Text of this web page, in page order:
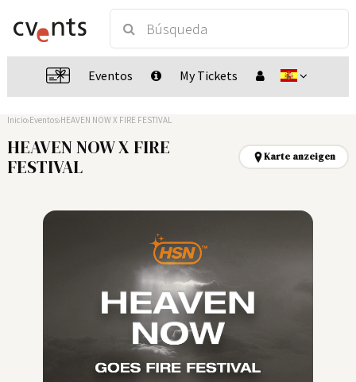
Eventos My Tickets
Inicio Eventos HEAVEN NOW X FIRE FESTIVAL
HEAVEN NOW X FIRE
FESTIVAL
Karte anzeigen